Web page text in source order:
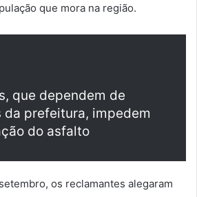
que mora na região.
que dependem de
da prefeitura, impedem
do asfalto
os reclamantes alegaram